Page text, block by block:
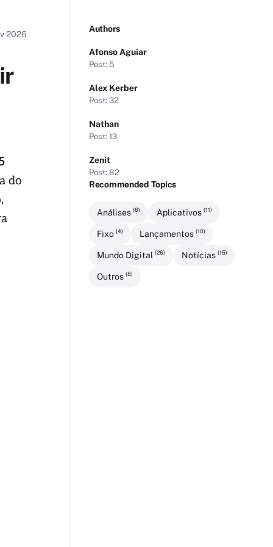
2026
do
Authors
Afonso Aguiar
Post: 5
Alex Kerber
Post: 32
Nathan
Post: 13
Zenit
Post: 82
Recommended Topics
Análises(6) Aplicativos (11)
Fixo(4) Lançamentos (10)
Mundo Digital(26) Notícias (15)
Outros(8)